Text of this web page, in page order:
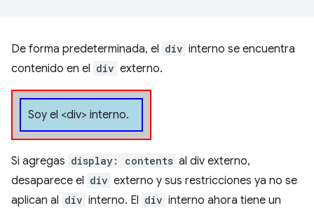
De forma predeterminada, el div interno se encuentra
contenido en el div externo.
Soy el <div> interno.
Si agregas display: contents al div externo,
desaparece el div externo y sus restricciones ya no se
aplican al div interno. El div interno ahora tiene un